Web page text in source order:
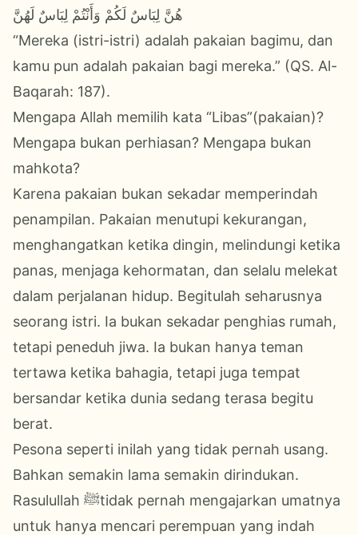
هُنَّ لِبَاسٌ لَكُمْ وَأَنْتُمْ لِبَاسٌ لَهُنَّ
“Mereka (istri-istri) adalah pakaian bagimu, dan
kamu pun adalah pakaian bagi mereka.” (QS. Al-
Baqarah: 187).
Mengapa Allah memilih kata “Libas”(pakaian)?
Mengapa bukan perhiasan? Mengapa bukan
mahkota?
Karena pakaian bukan sekadar memperindah
penampilan. Pakaian menutupi kekurangan,
menghangatkan ketika dingin, melindungi ketika
panas, menjaga kehormatan, dan selalu melekat
dalam perjalanan hidup. Begitulah seharusnya
seorang istri. Ia bukan sekadar penghias rumah,
tetapi peneduh jiwa. Ia bukan hanya teman
tertawa ketika bahagia, tetapi juga tempat
bersandar ketika dunia sedang terasa begitu
berat.
Pesona seperti inilah yang tidak pernah usang.
Bahkan semakin lama semakin dirindukan.
Rasulullah ﷺtidak pernah mengajarkan umatnya
untuk hanya mencari perempuan yang indah